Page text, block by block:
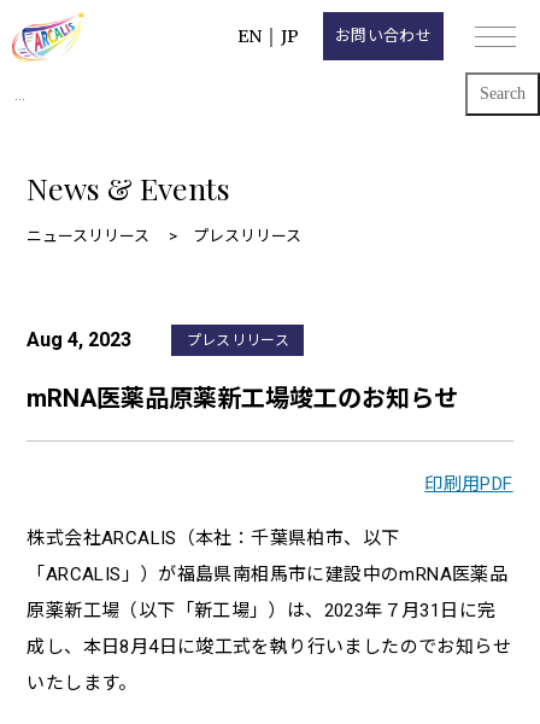
EN JP お問い合わせ
for:
News & Events
ニュースリリース プレスリリース
Aug 4, 2023 プレスリリース
mRNA医薬品原薬新工場竣工のお知らせ
印刷用PDF
株式会社ARCALIS（本社：千葉県柏市、以下
「ARCALIS」）が福島県南相馬市に建設中のmRNA医薬品
原薬新工場（以下「新工場」）は、2023年７月31日に完
成し、本日8月4日に竣工式を執り行いましたのでお知らせ
いたします。